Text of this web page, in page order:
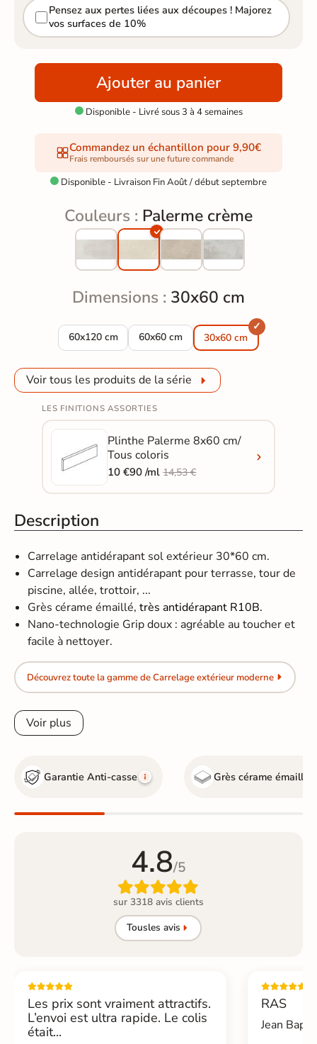
Pensez aux pertes liées aux découpes ! Majorez
vos surfaces de 10%
Ajouter au panier
Disponible - Livré sous 3 à 4 semaines
Commandez un échantillon pour 9,90€
Frais remboursés sur une future commande
 Disponible - Livraison Fin Août / début septembre
Couleurs : Palerme crème
Dimensions : 30x60 cm
60x120 cm
Carrelage sol extérieur moderne Palerme crème R10
60x60 cm
Carrelage sol extérieur moderne
30x60 cm
Voir tous les produits de la série
LES FINITIONS ASSORTIES
Plinthe Palerme 8x60 cm/
Tous coloris
10 €90 /ml14,53 €
Description
Carrelage antidérapant sol extérieur 30*60 cm.
Carrelage design antidérapant pour terrasse, tour de
piscine, allée, trottoir, ...
Grès cérame émaillé,très antidérapant R10B.
Nano-technologie Grip doux : agréable au toucher et
facile à nettoyer.
Découvrez toute la gamme de Carrelage extérieur moderne
Voir plus
Garantie Anti-casse Grès cérame émaillé
4.8/5

sur 3318 avis clients
Tousles avis
Les prix sont vraiment attractifs.
L’envoi est ultra rapide. Le colis
était...
RAS
Jean